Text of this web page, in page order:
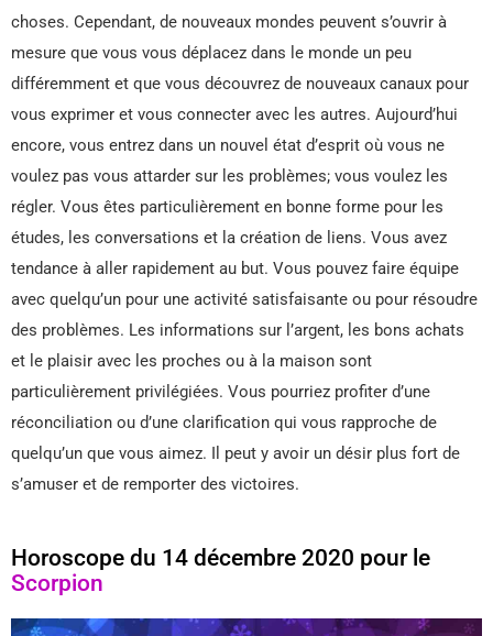
choses. Cependant, de nouveaux mondes peuvent s’ouvrir à
mesure que vous vous déplacez dans le monde un peu
différemment et que vous découvrez de nouveaux canaux pour
vous exprimer et vous connecter avec les autres. Aujourd’hui
encore, vous entrez dans un nouvel état d’esprit où vous ne
voulez pas vous attarder sur les problèmes; vous voulez les
régler. Vous êtes particulièrement en bonne forme pour les
études, les conversations et la création de liens. Vous avez
tendance à aller rapidement au but. Vous pouvez faire équipe
avec quelqu’un pour une activité satisfaisante ou pour résoudre
des problèmes. Les informations sur l’argent, les bons achats
et le plaisir avec les proches ou à la maison sont
particulièrement privilégiées. Vous pourriez profiter d’une
réconciliation ou d’une clarification qui vous rapproche de
quelqu’un que vous aimez. Il peut y avoir un désir plus fort de
s’amuser et de remporter des victoires.
Horoscope du 14 décembre 2020 pour le
Scorpion